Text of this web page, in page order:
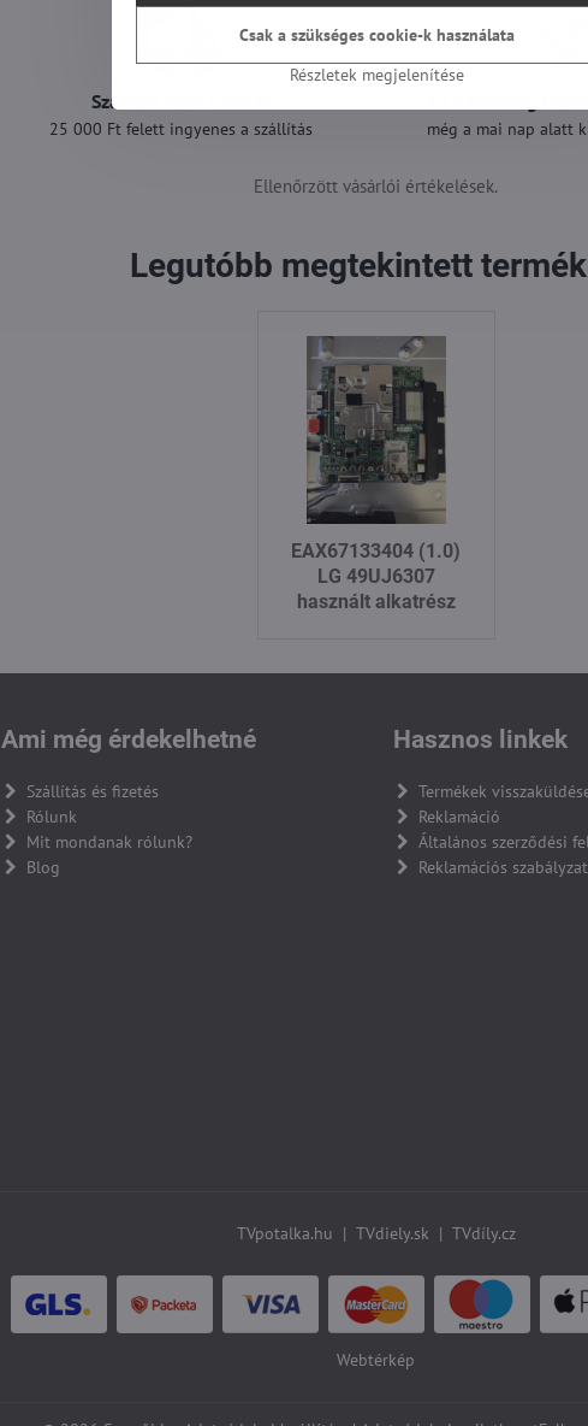
Szállítás csak 1490 Ft
25 000 Ft felett ingyenes a szállítás
A 12:00 óráig
még a mai nap alatt
Ellenőrzött vásárlói értékelések.
Legutóbb megtekintett
EAX67133404 (1.0)
LG 49UJ6307
használt alkatrész
Ami még érdekelhetné
Szállítás és fizetés
Rólunk
Mit mondanak rólunk?
Blog
Hasznos linkek
Termékek
Reklamáció
Általános szerződési
Reklamációs szabályzat
TVpotalka.hu | TVdiely.sk | TVdíly.cz
Webtérkép
Részletek megjelenítése
Csak a szükséges cookie-k használata